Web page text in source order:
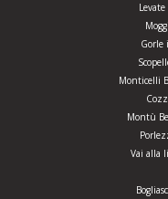
Gorle
Monticelli
Montù
Vai alla